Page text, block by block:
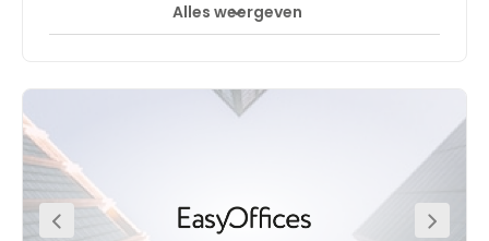
Alles weergeven